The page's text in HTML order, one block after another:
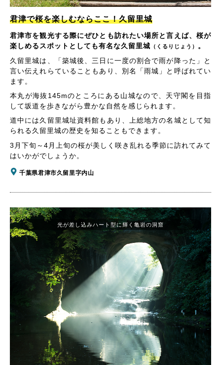
君津で桜を楽しむならここ！久留里城
君津市を観光する際にぜひとも訪れたい場所と言えば、桜が
楽しめるスポットとしても有名な久留里城 （くるりじょう） 。
久留里城は、「築城後、三日に一度の割合で雨が降った」と
言い伝えれらていることもあり、別名「雨城」と呼ばれてい
ます。
本丸が海抜145mのところにある山城なので、天守閣を目指
して坂道を歩きながら豊かな自然を感じられます。
道中には久留里城址資料館もあり、上総地方の名城として知
られる久留里城の歴史を知ることもできます。
3月下旬～4月上旬の桜が美しく咲き乱れる季節に訪れてみて
はいかがでしょうか。
千葉県君津市久留里字内山
光が差し込みハート型に輝く亀岩の洞窟